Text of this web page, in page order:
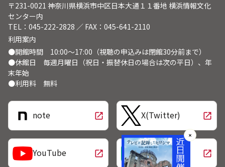
〒231-0021 神奈川県横浜市中区日本大通１１番地 横浜情報文化
センター内
TEL：045-222-2828 ／ FAX：045-641-2110
利用案内
●開館時間 10:00～17:00（視聴の申込みは閉館30分前まで）
●休館日 毎週月曜日（祝日・振替休日の場合は次の平日）、年
末年始
●利用料 無料
note open_in_new X(Twitter) open_in_new
YouTube open_in_new LINE open_in_new
✕